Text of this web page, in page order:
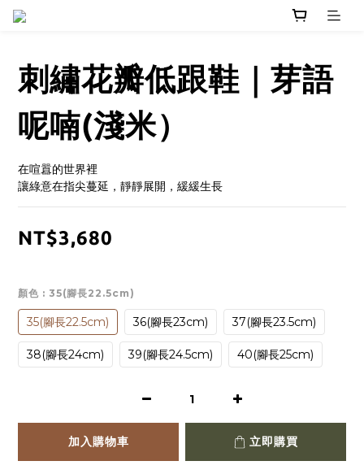
刺繡花瓣低跟鞋｜芽語
呢喃(淺米）
在喧囂的世界裡
讓綠意在指尖蔓延，靜靜展開，緩緩生長
NT$3,680
顏色 : 35(腳長22.5cm)
35(腳長22.5cm) 36(腳長23cm) 37(腳長23.5cm)
38(腳長24cm) 39(腳長24.5cm) 40(腳長25cm)
加入購物車 立即購買